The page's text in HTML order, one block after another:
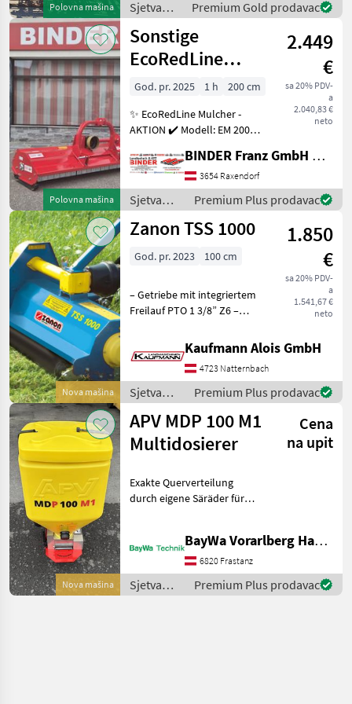
Polovna mašina
Beleuchtung – mit 3-Punkt-
Anbaub
Sjetva
(sijačice,
mulčeri,
sjetvospremači
i dr) / Agri
Farm
Premium Gold prodavac
Polovna mašina
Sonstige
EcoRedLine
Mulcher EM 200
2.449
€
sa 20% PDV-
a
2.040,83 €
neto
God. pr. 2025 1 h
200 cm
✨ EcoRedLine Mulcher -
AKTION ✔️ Modell: EM 200
serienmäßiger Ausführung
✔️ Arbeitsbreite 200cm ✔️
Aussenbreite 215cm, ✔️
Universal-Dreipunk
BINDER Franz GmbH & CoKG
3654 Raxendorf
Sjetva
(sijačice,
mulčeri,
i dr) /
Premium Plus prodavac
Nova mašina
Zanon TSS 1000
1.850
€
sa 20% PDV-
a
1.541,67 €
neto
God. pr. 2023 100 cm
– Getriebe mit integriertem
Freilauf PTO 1 3/8” Z6 –
Schnittsystem – Anbaubock
fest – Eckenverstärkung für
Zerkleinerungsmaterial –
Stützkufen f
Kaufmann Alois GmbH
4723 Natternbach
Sjetva
(sijačice,
mulčeri,
sjetvospremači
i dr) /
Premium Plus prodavac
Nova mašina
APV MDP 100 M1
Multidosierer
Cena
na upit
Exakte Querverteilung
durch eigene Säräder für
punktgenaues Ausbringen
des Saatguts Dosiereinheit
aus Edelstahl elektrisches
Geb
BayWa Vorarlberg HandelsGmbH BayWa Technik
6820 Frastanz
Sjetva
(sijačice,
Premium Plus prodavac